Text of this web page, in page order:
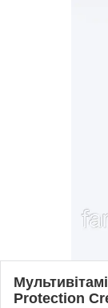
Protection